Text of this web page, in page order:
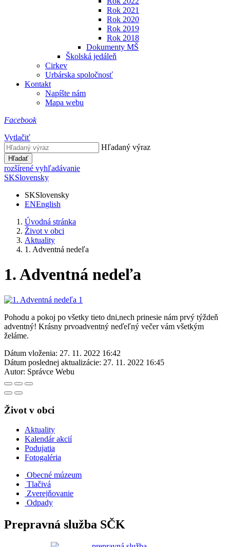
Rok 2021
Rok 2020
Rok 2019
Rok 2018
Dokumenty MŠ
Školská jedáleň
Cirkev
Urbárska spoločnosť
Kontakt
Napíšte nám
Mapa webu
Facebook
Vytlačiť
Hľadaný výraz
Hľadať
rozšírené vyhľadávanie
SKSlovensky
SKSlovensky
ENEnglish
Úvodná stránka
Život v obci
Aktuality
1. Adventná nedeľa
1. Adventná nedeľa
Pohodu a pokoj po všetky tieto dni,nech prinesie nám prvý týždeň
adventný! Krásny prvoadventný neďeľný večer vám všetkým
želáme.
Dátum vloženia: 27. 11. 2022 16:42
Dátum poslednej aktualizácie: 27. 11. 2022 16:45
Autor: Správce Webu
Život v obci
Aktuality
Kalendár akcií
Podujatia
Fotogaléria
Obecné múzeum
Tlačivá
Zverejňovanie
Odpady
Prepravná služba SČK